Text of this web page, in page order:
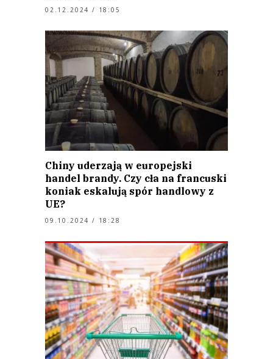
02.12.2024 / 18:05
Chiny uderzają w europejski
handel brandy. Czy cła na francuski
koniak eskalują spór handlowy z
UE?
09.10.2024 / 18:28